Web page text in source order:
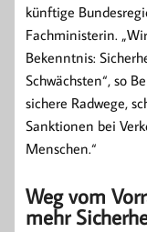
künftige
Fachministerin.
Bekenntnis:
Schwächsten“, so
sichere Radwege,
Sanktionen bei
Menschen.“
Weg vom
mehr